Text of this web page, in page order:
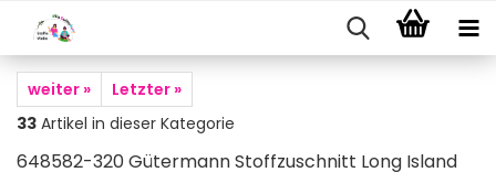
weiter »
Letzter »
33 Artikel in dieser Kategorie
648582-320 Gütermann Stoffzuschnitt Long Island